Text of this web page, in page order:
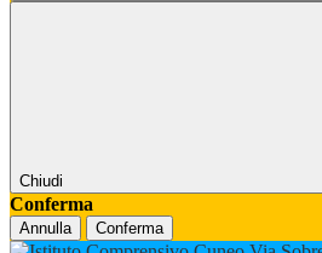
Chiudi
Conferma
Annulla Conferma